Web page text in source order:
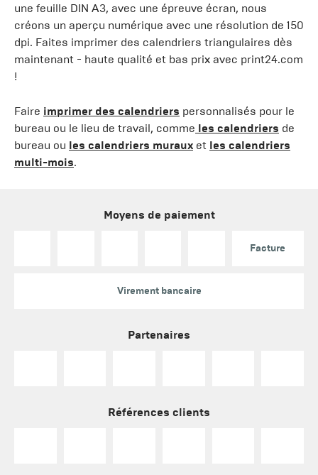
une feuille DIN A3, avec une épreuve écran, nous
créons un aperçu numérique avec une résolution de 150
dpi. Faites imprimer des calendriers triangulaires dès
maintenant - haute qualité et bas prix avec print24.com
!
Faire imprimer des calendriers personnalisés pour le
bureau ou le lieu de travail, comme les calendriers de
bureau ou les calendriers muraux et les calendriers
multi-mois.
Moyens de paiement
Facture
Virement bancaire
Partenaires
Références clients